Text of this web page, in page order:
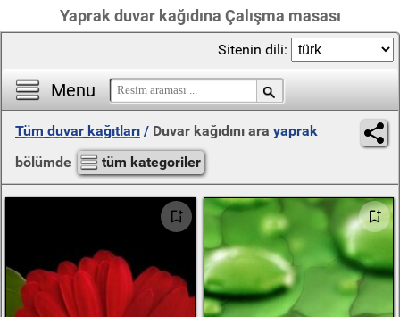
Yaprak duvar kağıdına Çalışma masası
Menu
Sitenin dili:
Tüm duvar kağıtları / Duvar kağıdını ara yaprak
bölümde
tüm kategoriler